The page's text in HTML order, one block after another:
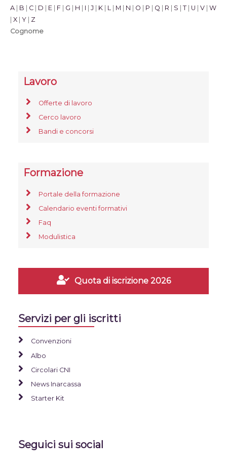
A | B | C | D | E | F | G | H | I | J | K | L | M | N | O | P | Q | R | S | T | U | V | W
| X | Y | Z
Cognome
Lavoro
Offerte di lavoro
Cerco lavoro
Bandi e concorsi
Formazione
Portale della formazione
Calendario eventi formativi
Faq
Modulistica
Quota di iscrizione 2026
Servizi per gli iscritti
Convenzioni
Albo
Circolari CNI
News Inarcassa
Starter Kit
Seguici sui social